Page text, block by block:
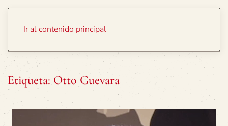
Ir al contenido principal
Etiqueta: Otto Guevara